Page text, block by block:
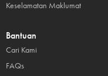
Keselamatan Maklumat
Bantuan
Cari Kami
FAQs